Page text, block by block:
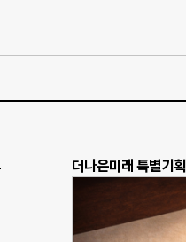
더나은미래 특별기획